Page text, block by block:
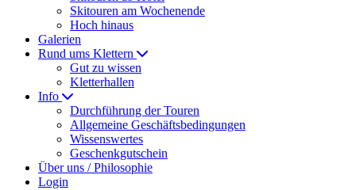
Skitouren am Wochenende
Hoch hinaus
Galerien
Rund ums Klettern
Gut zu wissen
Kletterhallen
Info
Durchführung der Touren
Allgemeine Geschäftsbedingungen
Wissenswertes
Geschenkgutschein
Über uns / Philosophie
Login